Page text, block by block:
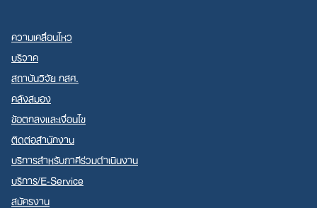
ความเคลื่อนไหว
บริจาค
สถาบันวิจัย กสศ.
คลังสมอง
ข้อตกลงและเงื่อนไข
ติดต่อสำนักงาน
บริการสำหรับภาคีร่วมดำเนินงาน
บริการ/E-Service
สมัครงาน